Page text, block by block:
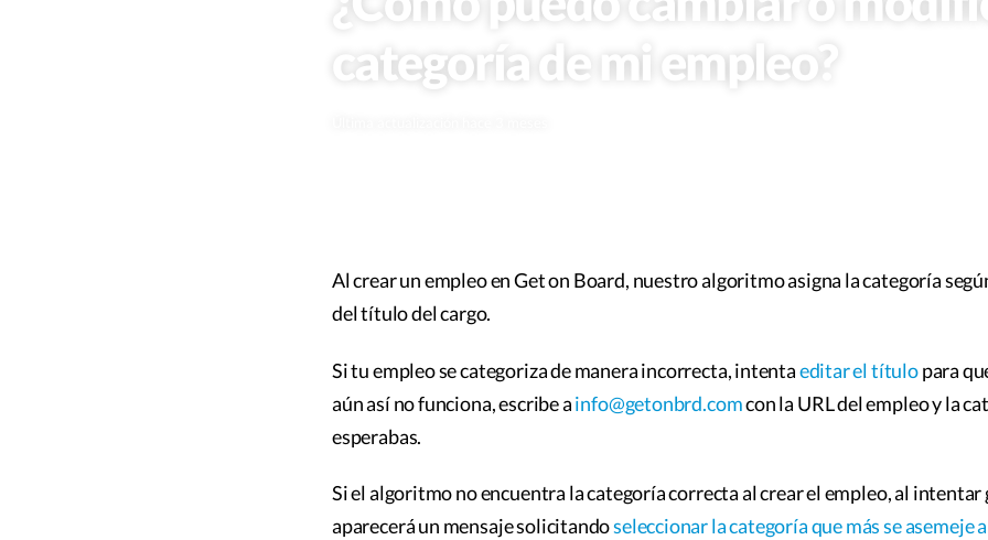
categoría de mi empleo?
Al crear un empleo en Get on Board, nuestro algoritmo asigna la categoría
del título del cargo.
Si tu empleo se categoriza de manera incorrecta, intentaeditar el títulopara
aún así no funciona, escribe ainfo@getonbrd.comcon la URL del empleo y la
esperabas.
Si el algoritmo no encuentra la categoría correcta al crear el empleo, al
aparecerá un mensaje solicitandoseleccionar la categoría que más se asemeje